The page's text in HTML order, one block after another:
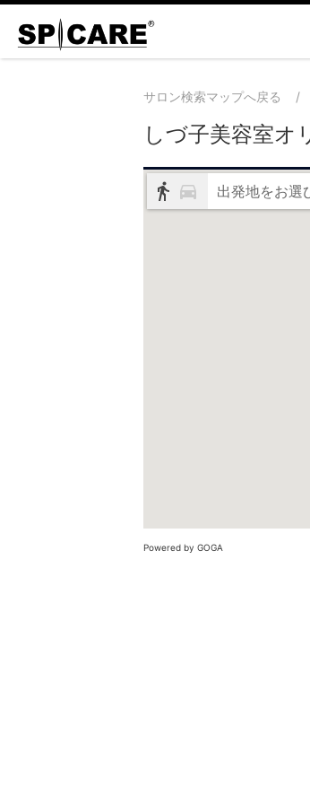
サロン検索マップへ戻る
しづ子美容室オ
出発地をお選
Powered by GOGA